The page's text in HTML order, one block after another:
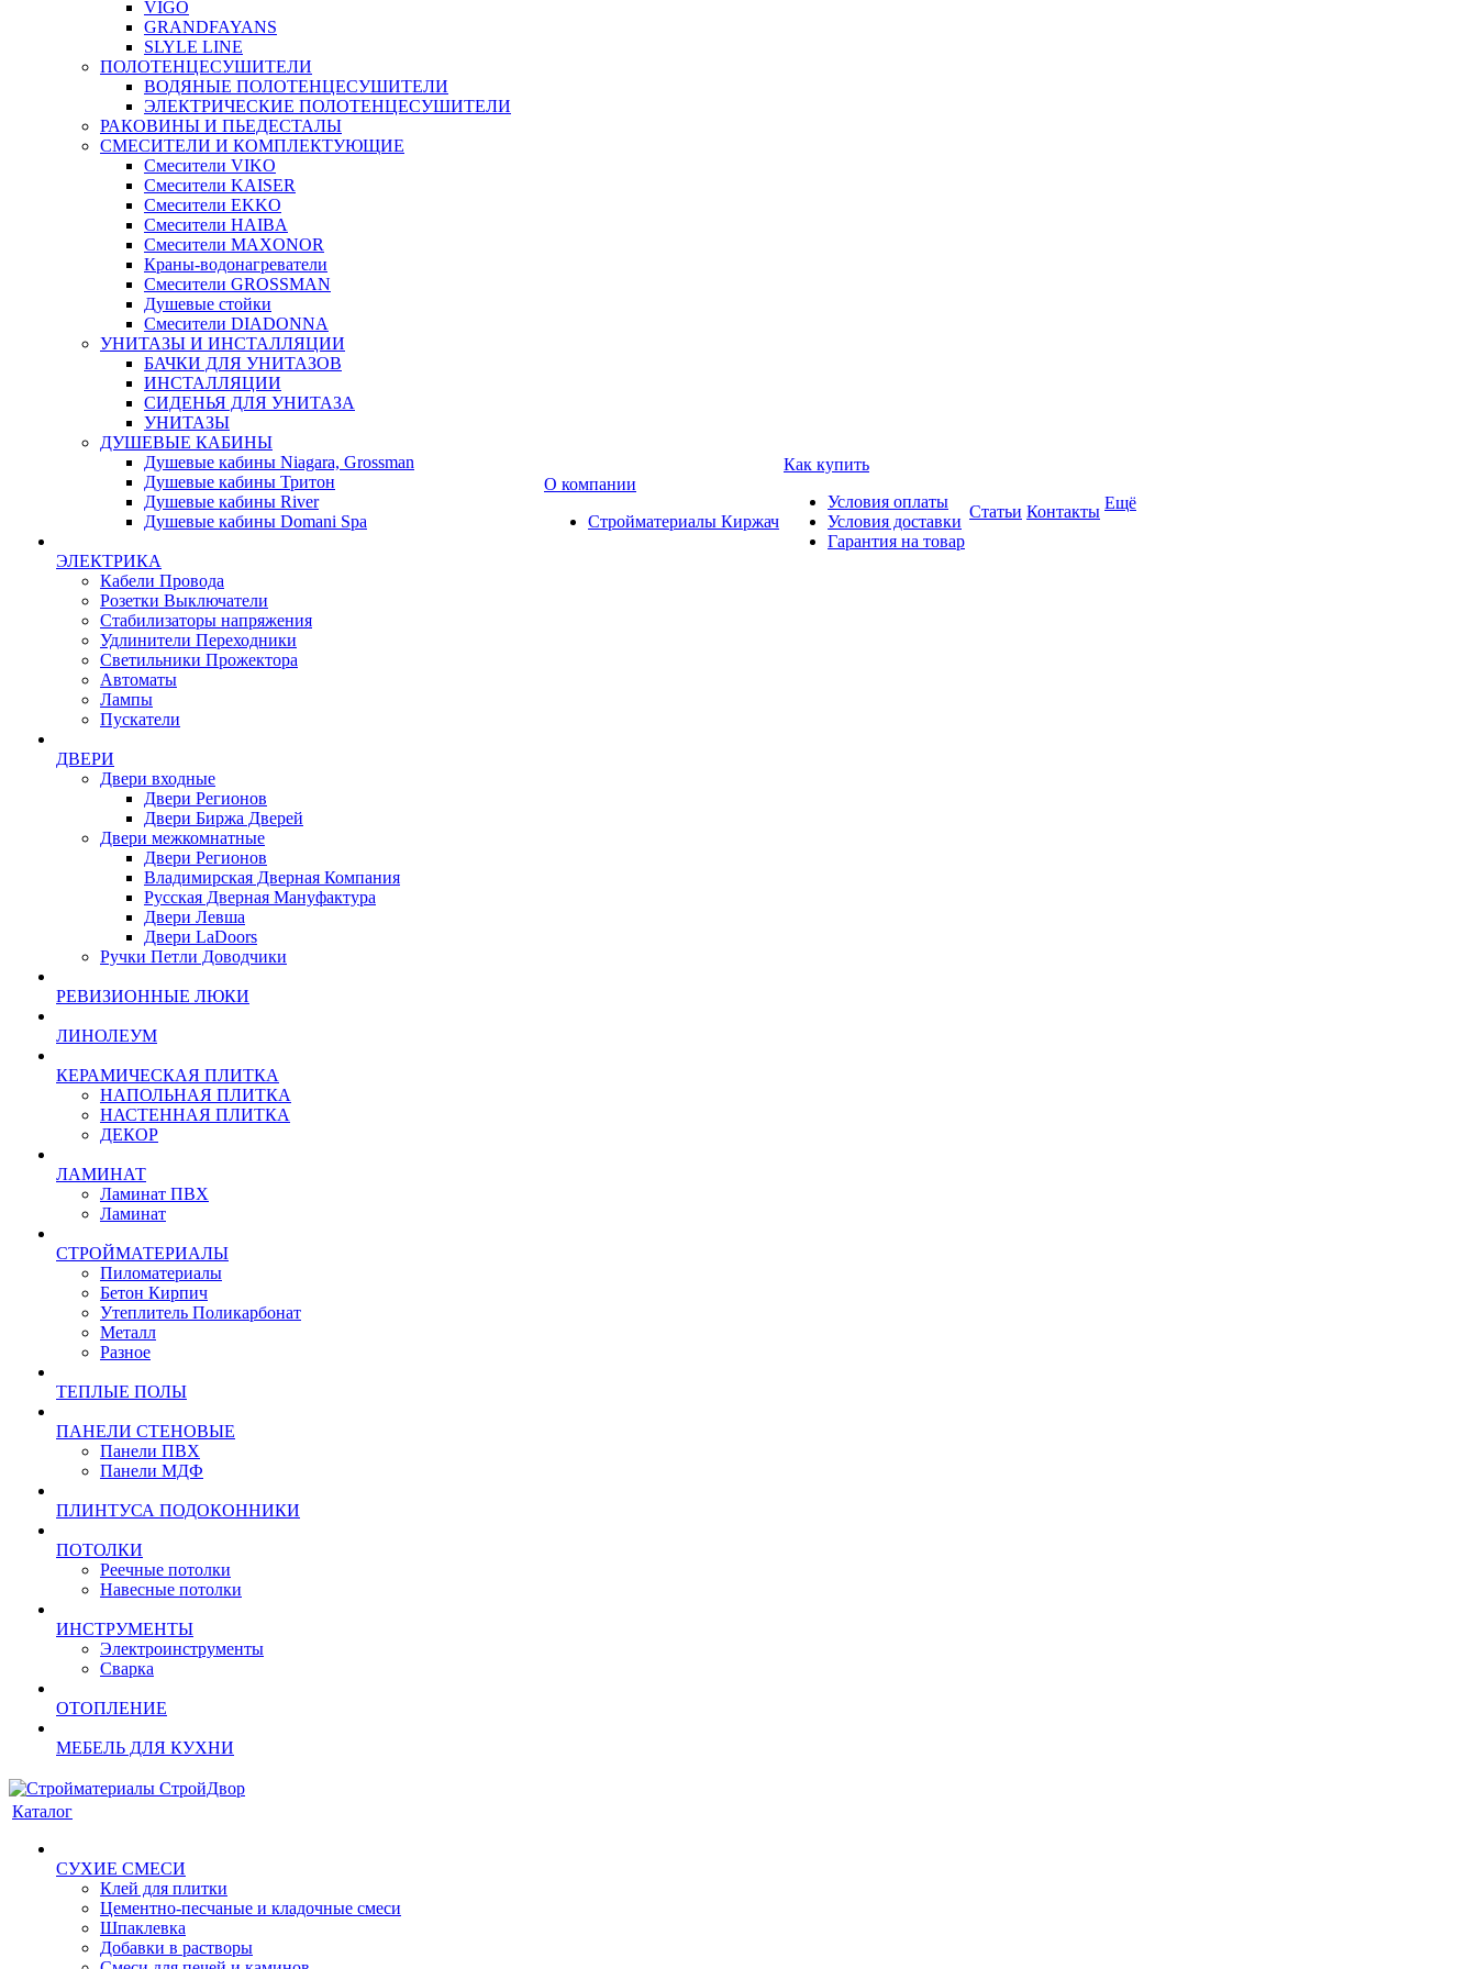
VIGO
GRANDFAYANS
SLYLE LINE
ПОЛОТЕНЦЕСУШИТЕЛИ
ВОДЯНЫЕ ПОЛОТЕНЦЕСУШИТЕЛИ
ЭЛЕКТРИЧЕСКИЕ ПОЛОТЕНЦЕСУШИТЕЛИ
РАКОВИНЫ И ПЬЕДЕСТАЛЫ
СМЕСИТЕЛИ И КОМПЛЕКТУЮЩИЕ
Смесители VIKO
Смесители KAISER
Смесители EKKO
Смесители HAIBA
Смесители MAXONOR
Краны-водонагреватели
Смесители GROSSMAN
Душевые стойки
Смесители DIADONNA
УНИТАЗЫ И ИНСТАЛЛЯЦИИ
БАЧКИ ДЛЯ УНИТАЗОВ
ИНСТАЛЛЯЦИИ
СИДЕНЬЯ ДЛЯ УНИТАЗА
УНИТАЗЫ
ДУШЕВЫЕ КАБИНЫ
Душевые кабины Niagara, Grossman
Душевые кабины Тритон
Душевые кабины River
Душевые кабины Domani Spa
ЭЛЕКТРИКА
Кабели Провода
Розетки Выключатели
Стабилизаторы напряжения
Удлинители Переходники
Светильники Прожектора
Автоматы
Лампы
Пускатели
ДВЕРИ
Двери входные
Двери Регионов
Двери Биржа Дверей
Двери межкомнатные
Двери Регионов
Владимирская Дверная Компания
Русская Дверная Мануфактура
Двери Левша
Двери LaDoors
Ручки Петли Доводчики
РЕВИЗИОННЫЕ ЛЮКИ
ЛИНОЛЕУМ
КЕРАМИЧЕСКАЯ ПЛИТКА
НАПОЛЬНАЯ ПЛИТКА
НАСТЕННАЯ ПЛИТКА
ДЕКОР
ЛАМИНАТ
Ламинат ПВХ
Ламинат
СТРОЙМАТЕРИАЛЫ
Пиломатериалы
Бетон Кирпич
Утеплитель Поликарбонат
Металл
Разное
ТЕПЛЫЕ ПОЛЫ
ПАНЕЛИ СТЕНОВЫЕ
Панели ПВХ
Панели МДФ
ПЛИНТУСА ПОДОКОННИКИ
ПОТОЛКИ
Реечные потолки
Навесные потолки
ИНСТРУМЕНТЫ
Электроинструменты
Сварка
ОТОПЛЕНИЕ
МЕБЕЛЬ ДЛЯ КУХНИ
О компании
Стройматериалы Киржач
Как купить
Условия оплаты
Условия доставки
Гарантия на товар
Статьи Контакты Ещё
Каталог
СУХИЕ СМЕСИ
Клей для плитки
Цементно-песчаные и кладочные смеси
Шпаклевка
Добавки в растворы